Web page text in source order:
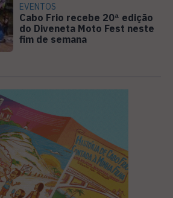
EVENTOS
Cabo Frio recebe 20ª edição
do Diveneta Moto Fest neste
fim de semana